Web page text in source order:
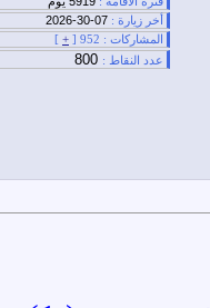
أخر زيارة : 07-30-2026
المشاركات : 952 [
+
]
عدد النقاط :